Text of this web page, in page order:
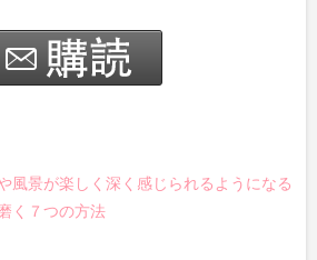
風景が楽しく深く感じられるようになる
く７つの方法